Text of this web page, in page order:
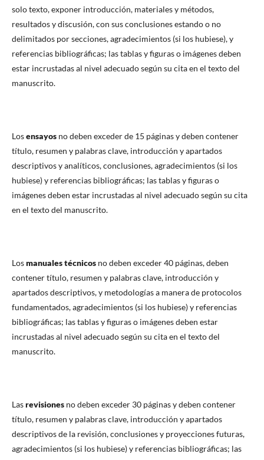
solo texto, exponer introducción, materiales y métodos,
resultados y discusión, con sus conclusiones estando o no
delimitados por secciones, agradecimientos (si los hubiese), y
referencias bibliográficas; las tablas y figuras o imágenes deben
estar incrustadas al nivel adecuado según su cita en el texto del
manuscrito.
Losensayos no deben exceder de 15 páginas y deben contener
título, resumen y palabras clave, introducción y apartados
descriptivos y analíticos, conclusiones, agradecimientos (si los
hubiese) y referencias bibliográficas; las tablas y figuras o
imágenes deben estar incrustadas al nivel adecuado según su cita
en el texto del manuscrito.
Losmanuales técnicos no deben exceder 40 páginas, deben
contener título, resumen y palabras clave, introducción y
apartados descriptivos, y metodologías a manera de protocolos
fundamentados, agradecimientos (si los hubiese) y referencias
bibliográficas; las tablas y figuras o imágenes deben estar
incrustadas al nivel adecuado según su cita en el texto del
manuscrito.
Lasrevisiones no deben exceder 30 páginas y deben contener
título, resumen y palabras clave, introducción y apartados
descriptivos de la revisión, conclusiones y proyecciones futuras,
agradecimientos (si los hubiese) y referencias bibliográficas; las